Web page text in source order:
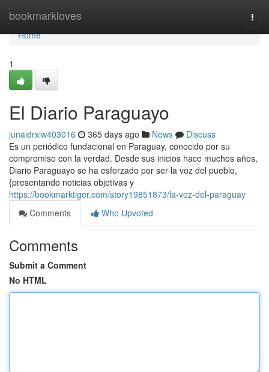
bookmarkloves
Home
Home
1
El Diario Paraguayo
junaidrxiw403016 365 days ago News
Discuss
Es un periódico fundacional en Paraguay, conocido por su
compromiso con la verdad. Desde sus inicios hace muchos años,
Diario Paraguayo se ha esforzado por ser la voz del pueblo,
{presentando noticias objetivas y
https://bookmarktiger.com/story19851873/la-voz-del-paraguay
Comments
Who Upvoted
Comments
Submit a Comment
No HTML